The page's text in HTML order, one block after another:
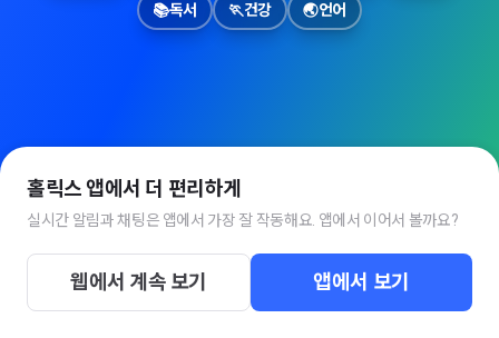
📚독서 🏃건강 🌏언어
홀릭스 앱에서 더 편리하게
실시간 알림과 채팅은 앱에서 가장 잘 작동해요. 앱에서 이어서 볼까요?
웹에서 계속 보기 앱에서 보기